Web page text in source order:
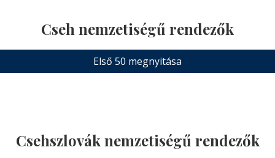
Cseh nemzetiségű rendezők
Első 50 megnyitása
Csehszlovák nemzetiségű rendezők